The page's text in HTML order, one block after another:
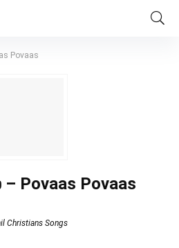
Povaas
Povaas Povaas
Christians Songs